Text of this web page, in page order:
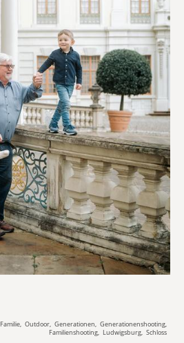
Familie Outdoor Generationen
Generationenshooting
Familienshooting
Ludwigsburg Schloss